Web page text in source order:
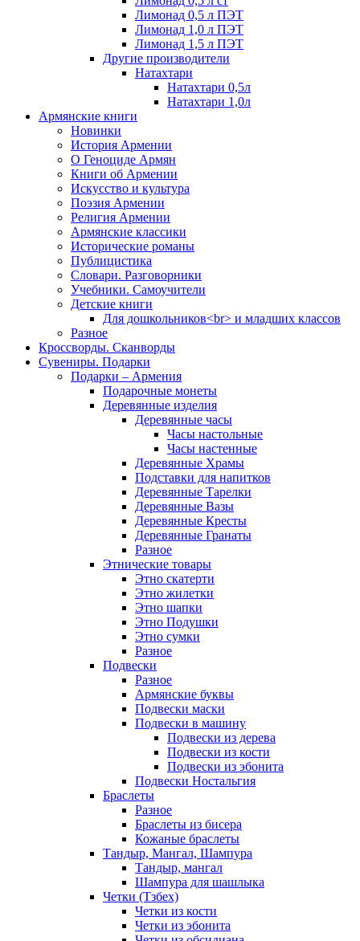
Лимонад 0,5 л ПЭТ
Лимонад 1,0 л ПЭТ
Лимонад 1,5 л ПЭТ
Другие производители
Натахтари
Натахтари 0,5л
Натахтари 1,0л
Армянские книги
Новинки
История Армении
О Геноциде Армян
Книги об Армении
Иcкусство и культура
Поэзия Армении
Религия Армении
Армянские классики
Исторические романы
Публицистика
Словари. Разговорники
Учебники. Самоучители
Детские книги
Для дошкольников<br> и младших классов
Разное
Кроссворды. Сканворды
Сувениры. Подарки
Подарки – Армения
Подарочные монеты
Деревянные изделия
Деревянные часы
Часы настольные
Часы настенные
Деревянные Храмы
Подставки для напитков
Деревянные Тарелки
Деревянные Вазы
Деревянные Кресты
Деревянные Гранаты
Разное
Этнические товары
Этно скатерти
Этно жилетки
Этно шапки
Этно Подушки
Этно сумки
Разное
Подвески
Разное
Армянские буквы
Подвески маски
Подвески в машину
Подвески из дерева
Подвески из кости
Подвески из эбонита
Подвески Ностальгия
Браслеты
Разное
Браслеты из бисера
Кожаные браслеты
Тандыр, Мангал, Шампура
Тандыр, мангал
Шампура для шашлыка
Четки (Тзбех)
Четки из кости
Четки из эбонита